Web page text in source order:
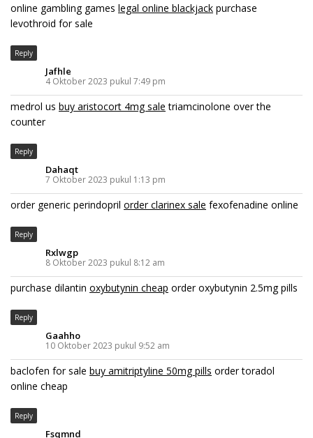
online gambling games legal online blackjack purchase
levothroid for sale
Reply
Jafhle
4 Oktober 2023 pukul 7:49 pm
medrol us buy aristocort 4mg sale triamcinolone over the
counter
Reply
Dahaqt
7 Oktober 2023 pukul 1:13 pm
order generic perindopril order clarinex sale fexofenadine online
Reply
Rxlwgp
8 Oktober 2023 pukul 8:12 am
purchase dilantin oxybutynin cheap order oxybutynin 2.5mg pills
Reply
Gaahho
10 Oktober 2023 pukul 9:52 am
baclofen for sale buy amitriptyline 50mg pills order toradol
online cheap
Reply
Fsqmnd